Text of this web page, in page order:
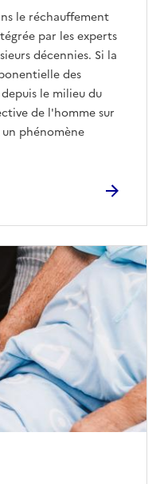
le réchauffement
par les experts
décennies. Si la
des
le milieu du
de l'homme sur
phénomène